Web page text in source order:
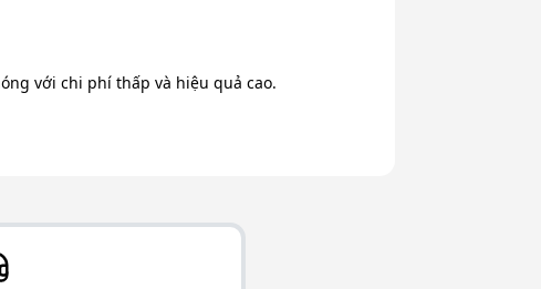
với chi phí thấp và hiệu quả cao.